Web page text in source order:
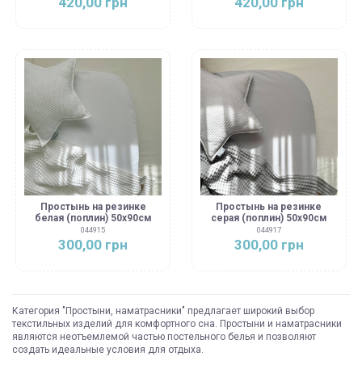
Простынь на резинке
белая (поплин) 50х90см
044915
300,00 грн
Простынь на резинке
серая (поплин) 50х90см
044917
300,00 грн
Категория "Простыни, наматрасники" предлагает широкий выбор
текстильных изделий для комфортного сна. Простыни и наматрасники
являются неотъемлемой частью постельного белья и позволяют
создать идеальные условия для отдыха.